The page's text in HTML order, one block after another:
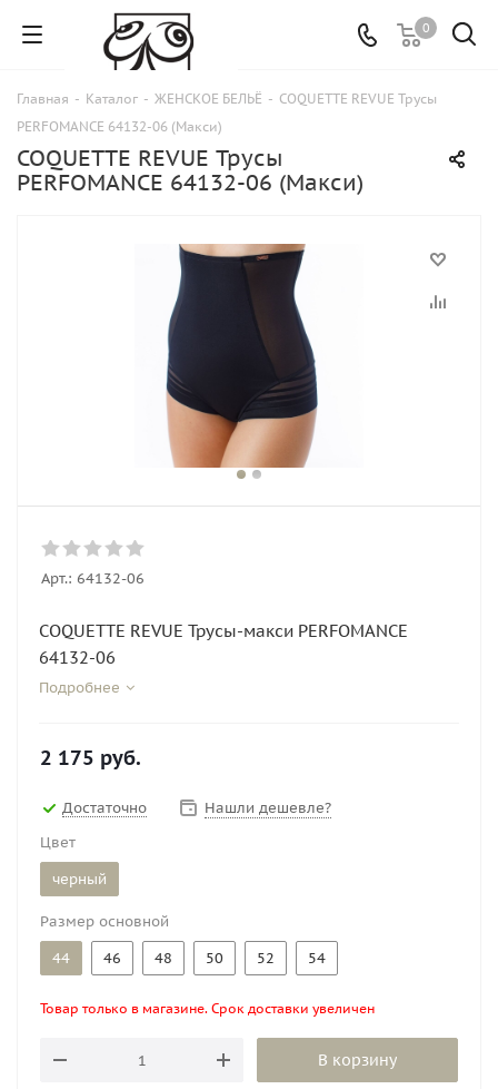
0
Главная - Каталог - ЖЕНСКОЕ БЕЛЬЁ - COQUETTE REVUE Трусы
PERFOMANCE 64132-06 (Макси)
COQUETTE REVUE Трусы
PERFOMANCE 64132-06 (Макси)
Арт.: 64132-06
COQUETTE REVUE Трусы-макси PERFOMANCE
64132-06
Подробнее
2 175 руб.
Достаточно
Нашли дешевле?
Цвет
черный
Размер основной
44
46 48 50 52 54
Товар только в магазине. Срок доставки увеличен
В корзину